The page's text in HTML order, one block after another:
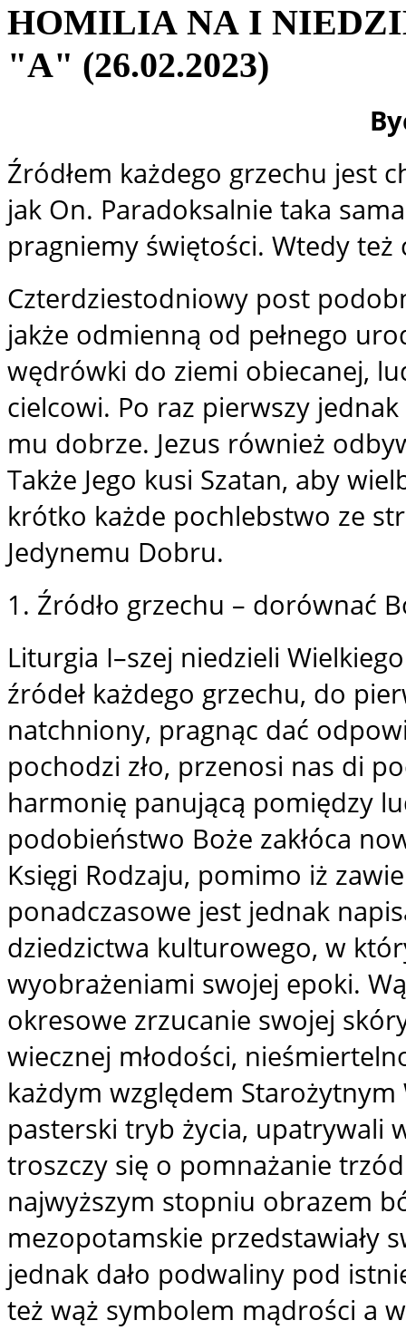
HOMILIA NA I
"A" (26.02.2023)
Źródłem każdego grzechu jest
jak On. Paradoksalnie taka
pragniemy świętości. Wtedy też
Czterdziestodniowy post
jakże odmienną od pełnego
wędrówki do ziemi obiecanej,
cielcowi. Po raz pierwszy
mu dobrze. Jezus również
Także Jego kusi Szatan, aby
krótko każde pochlebstwo ze
Jedynemu Dobru.
1. Źródło grzechu – dorównać
Liturgia I–szej niedzieli
źródeł każdego grzechu, do
natchniony, pragnąc dać
pochodzi zło, przenosi nas di
harmonię panującą pomiędzy
podobieństwo Boże zakłóca
Księgi Rodzaju, pomimo iż
ponadczasowe jest jednak
dziedzictwa kulturowego, w
wyobrażeniami swojej epoki.
okresowe zrzucanie swojej
wiecznej młodości,
każdym względem
pasterski tryb życia, upatrywali
troszczy się o pomnażanie
najwyższym stopniu obrazem
mezopotamskie przedstawiały
jednak dało podwaliny pod
też wąż symbolem mądrości a